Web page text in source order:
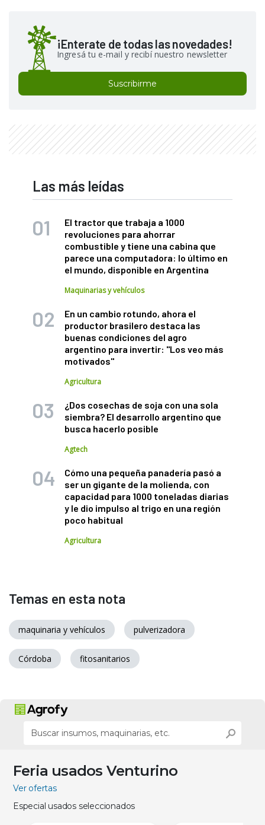
¡Enterate de todas las novedades!
Ingresá tu e-mail y recibí nuestro newsletter
Suscribirme
Las más leídas
El tractor que trabaja a 1000
revoluciones para ahorrar
combustible y tiene una cabina que
parece una computadora: lo último en
el mundo, disponible en Argentina
Maquinarias y vehículos
En un cambio rotundo, ahora el
productor brasilero destaca las
buenas condiciones del agro
argentino para invertir: "Los veo más
motivados"
Agricultura
¿Dos cosechas de soja con una sola
siembra? El desarrollo argentino que
busca hacerlo posible
Agtech
Cómo una pequeña panadería pasó a
ser un gigante de la molienda, con
capacidad para 1000 toneladas diarias
y le dio impulso al trigo en una región
poco habitual
Agricultura
Temas en esta nota
maquinaria y vehículos pulverizadora
Córdoba fitosanitarios
Feria usados Venturino
Ver ofertas
Especial usados seleccionados